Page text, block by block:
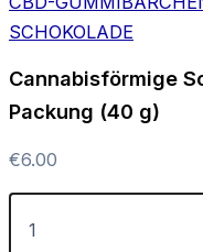
SCHOKOLADE
Cannabisförmige
Packung (40 g)
€6.00